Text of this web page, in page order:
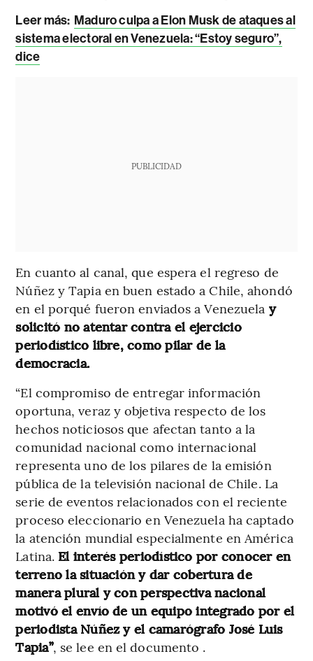
Leer más: Maduro culpa a Elon Musk de ataques al
sistema electoral en Venezuela: “Estoy seguro”,
dice
PUBLICIDAD
En cuanto al canal, que espera el regreso de
Núñez y Tapia en buen estado a Chile, ahondó
en el porqué fueron enviados a Venezuela y
solicitó no atentar contra el ejercicio
periodístico libre, como pilar de la
democracia.
“El compromiso de entregar información
oportuna, veraz y objetiva respecto de los
hechos noticiosos que afectan tanto a la
comunidad nacional como internacional
representa uno de los pilares de la emisión
pública de la televisión nacional de Chile. La
serie de eventos relacionados con el reciente
proceso eleccionario en Venezuela ha captado
la atención mundial especialmente en América
Latina. El interés periodístico por conocer en
terreno la situación y dar cobertura de
manera plural y con perspectiva nacional
motivó el envío de un equipo integrado por el
periodista Núñez y el camarógrafo José Luis
Tapia”, se lee en el documento .